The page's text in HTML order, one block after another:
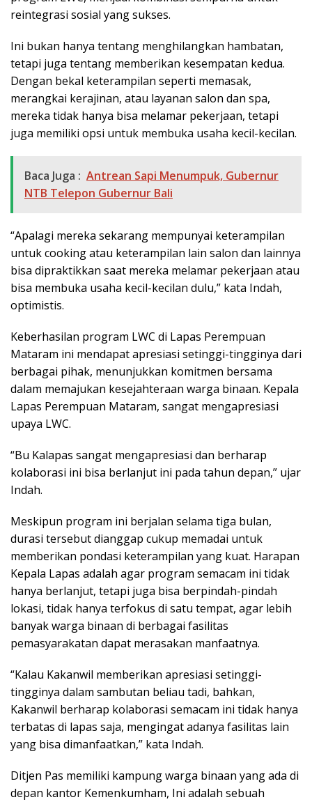
reintegrasi sosial yang sukses.
Ini bukan hanya tentang menghilangkan hambatan,
tetapi juga tentang memberikan kesempatan kedua.
Dengan bekal keterampilan seperti memasak,
merangkai kerajinan, atau layanan salon dan spa,
mereka tidak hanya bisa melamar pekerjaan, tetapi
juga memiliki opsi untuk membuka usaha kecil-kecilan.
Baca Juga : Antrean Sapi Menumpuk, Gubernur
NTB Telepon Gubernur Bali
“Apalagi mereka sekarang mempunyai keterampilan
untuk cooking atau keterampilan lain salon dan lainnya
bisa dipraktikkan saat mereka melamar pekerjaan atau
bisa membuka usaha kecil-kecilan dulu,” kata Indah,
optimistis.
Keberhasilan program LWC di Lapas Perempuan
Mataram ini mendapat apresiasi setinggi-tingginya dari
berbagai pihak, menunjukkan komitmen bersama
dalam memajukan kesejahteraan warga binaan. Kepala
Lapas Perempuan Mataram, sangat mengapresiasi
upaya LWC.
“Bu Kalapas sangat mengapresiasi dan berharap
kolaborasi ini bisa berlanjut ini pada tahun depan,” ujar
Indah.
Meskipun program ini berjalan selama tiga bulan,
durasi tersebut dianggap cukup memadai untuk
memberikan pondasi keterampilan yang kuat. Harapan
Kepala Lapas adalah agar program semacam ini tidak
hanya berlanjut, tetapi juga bisa berpindah-pindah
lokasi, tidak hanya terfokus di satu tempat, agar lebih
banyak warga binaan di berbagai fasilitas
pemasyarakatan dapat merasakan manfaatnya.
“Kalau Kakanwil memberikan apresiasi setinggi-
tingginya dalam sambutan beliau tadi, bahkan,
Kakanwil berharap kolaborasi semacam ini tidak hanya
terbatas di lapas saja, mengingat adanya fasilitas lain
yang bisa dimanfaatkan,” kata Indah.
Ditjen Pas memiliki kampung warga binaan yang ada di
depan kantor Kemenkumham, Ini adalah sebuah